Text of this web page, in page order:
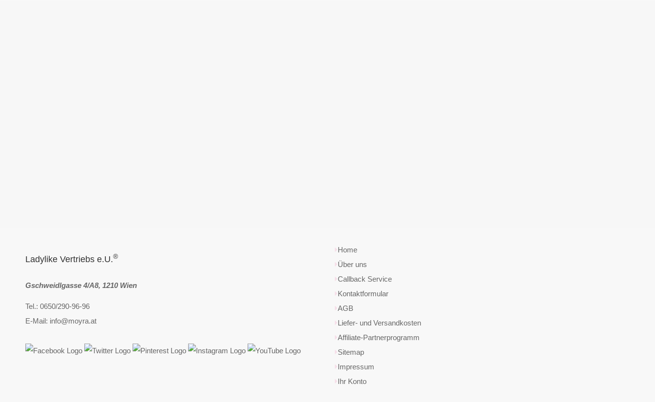
Ladylike Vertriebs e.U.®
Gschweidlgasse 4/A8, 1210 Wien
Tel.: 0650/290-96-96
E-Mail: info@moyra.at
Home
Über uns
Callback Service
Kontaktformular
AGB
Liefer- und Versandkosten
Affiliate-Partnerprogramm
Sitemap
Impressum
Ihr Konto